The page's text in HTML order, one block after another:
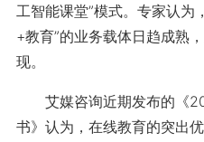
工智能课堂”模式。专家认为
+教育”的业务载体日趋成熟
现。
艾媒咨询近期发布的《
书》认为，在线教育的突出